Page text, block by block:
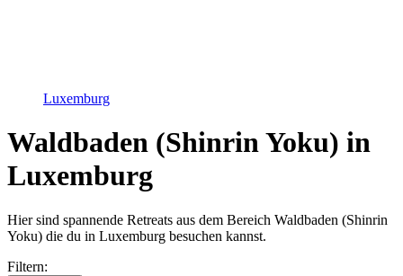
Luxemburg
Waldbaden (Shinrin Yoku) in
Luxemburg
Hier sind spannende Retreats aus dem Bereich Waldbaden (Shinrin
Yoku) die du in Luxemburg besuchen kannst.
Filtern: